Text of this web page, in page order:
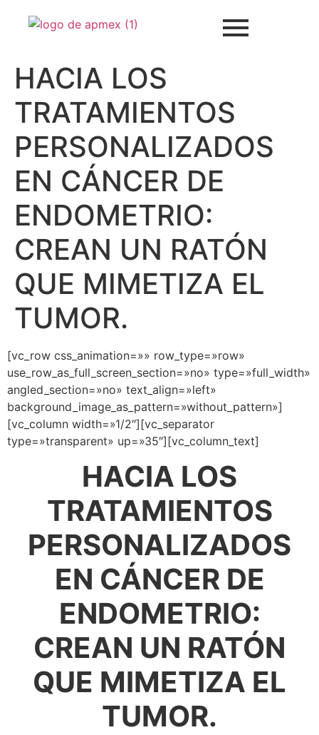
HACIA LOS
TRATAMIENTOS
PERSONALIZADOS
EN CÁNCER DE
ENDOMETRIO:
CREAN UN RATÓN
QUE MIMETIZA EL
TUMOR.
[vc_row css_animation=»» row_type=»row»
use_row_as_full_screen_section=»no» type=»full_width»
angled_section=»no» text_align=»left»
background_image_as_pattern=»without_pattern»]
[vc_column width=»1/2″][vc_separator
type=»transparent» up=»35″][vc_column_text]
HACIA LOS
TRATAMIENTOS
PERSONALIZADOS
EN CÁNCER DE
ENDOMETRIO:
CREAN UN RATÓN
QUE MIMETIZA EL
TUMOR.